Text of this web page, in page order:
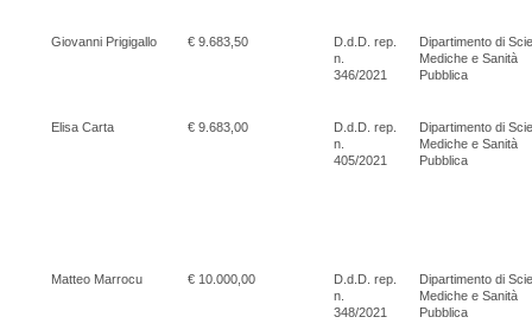
Giovanni Prigigallo € 9.683,50
D.d.D. rep.
n.
346/2021
Dipartimento di
Mediche e Sanità
Pubblica
Elisa Carta € 9.683,00
D.d.D. rep.
n.
405/2021
Dipartimento di
Mediche e Sanità
Pubblica
Matteo Marrocu € 10.000,00
D.d.D. rep.
n.
348/2021
Dipartimento di
Mediche e Sanità
Pubblica